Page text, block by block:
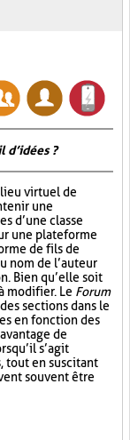
d’idées ?
virtuel de
une
d’une classe
une plateforme
de fils de
nom de l’auteur
Bien qu’elle soit
modifier. Le Forum
sections dans le
en fonction des
de
s’agit
tout en suscitant
souvent être